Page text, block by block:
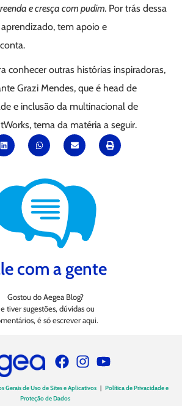
e cresça com pudim. Por trás dessa
tem apoio e
conhecer outras histórias inspiradoras,
Grazi Mendes, que é head de
e inclusão da multinacional de
tema da matéria a seguir.
com a gente
Gostou do Aegea Blog?
tiver sugestões, dúvidas ou
é só escrever aqui.
Gerais de Uso de Sites e Aplicativos | Política de Privacidade e
Proteção de Dados